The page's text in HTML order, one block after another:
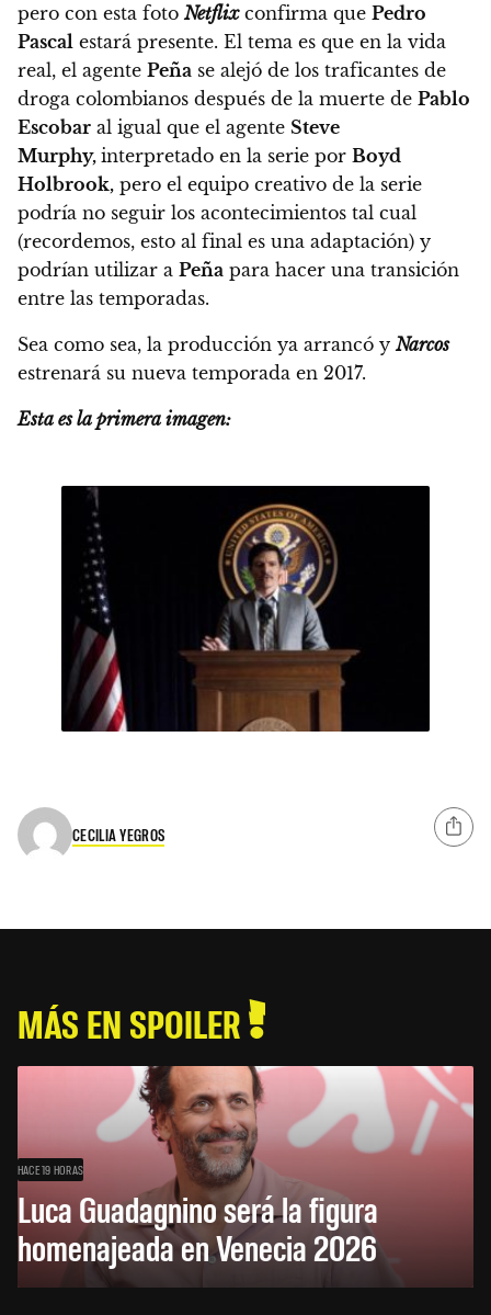
pero con esta foto Netflixconfirma que Pedro
Pascal estará presente. El tema es que en la vida
real, el agente Peña se alejó de los traficantes de
droga colombianos después de la muerte de Pablo
Escobar al igual que el agente Steve
Murphy, interpretado en la serie por Boyd
Holbrook, pero el equipo creativo de la serie
podría no seguir los acontecimientos tal cual
(recordemos, esto al final es una adaptación) y
podrían utilizar a Peña para hacer una transición
entre las temporadas.
Sea como sea, la producción ya arrancó y Narcos
estrenará su nueva temporada en 2017.
Esta es la primera imagen:
CECILIA YEGROS
MÁS EN SPOILER
HACE 19 HORAS
Luca Guadagnino será la figura
homenajeada en Venecia 2026